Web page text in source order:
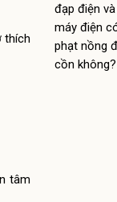
thích
tâm